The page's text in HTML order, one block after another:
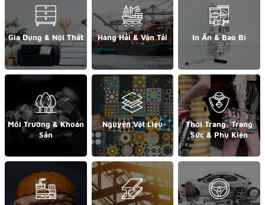
Gia Dụng & Nội Thất Hàng Hải & Vận Tải In Ấn & Bao Bì
Môi Trường & Khoán
Sản
Nguyên Vật Liệu
Thời Trang, Trang
Sức & Phụ Kiện